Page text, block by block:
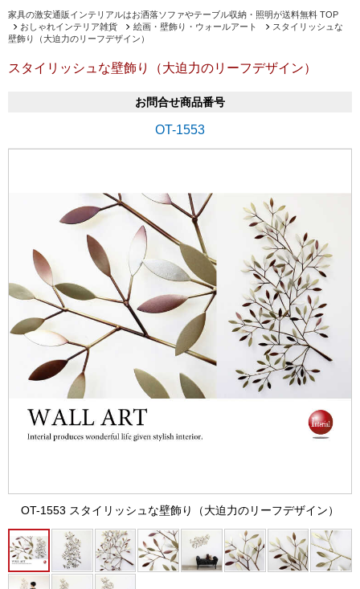
家具の激安通販インテリアルはお洒落ソファやテーブル収納・照明が送料無料 TOP
おしゃれインテリア雑貨
絵画・壁飾り・ウォールアート
スタイリッシュな
壁飾り（大迫力のリーフデザイン）
スタイリッシュな壁飾り（大迫力のリーフデザイン）
お問合せ商品番号
OT-1553
OT-1553 スタイリッシュな壁飾り（大迫力のリーフデザイン）